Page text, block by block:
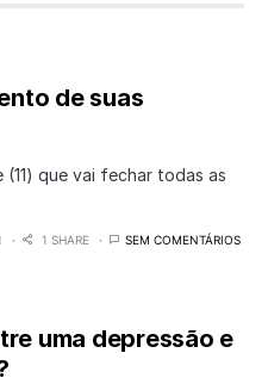
de suas
que vai fechar todas as
1 SHARE SEM COMENTÁRIOS
uma depressão e